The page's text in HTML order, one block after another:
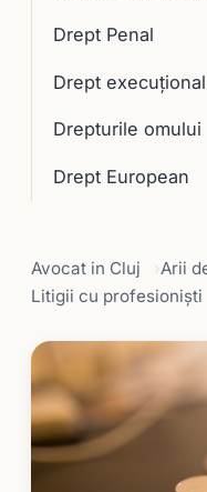
Drept Penal
Drept
Drepturile omului
Drept European
Avocat in Cluj
Arii
Litigii cu profesioniști